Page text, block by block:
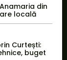
din
locală
Curtești:
buget